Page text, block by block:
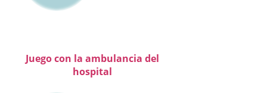
Juego con la ambulancia del
hospital